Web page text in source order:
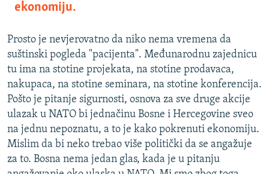
ekonomiju.
Prosto je nevjerovatno da niko nema vremena da
suštinski pogleda "pacijenta". Međunarodnu zajednicu
tu ima na stotine projekata, na stotine prodavaca,
nakupaca, na stotine seminara, na stotine konferencija.
Pošto je pitanje sigurnosti, osnova za sve druge akcije
ulazak u NATO bi jednačinu Bosne i Hercegovine sveo
na jednu nepoznatu, a to je kako pokrenuti ekonomiju.
Mislim da bi neko trebao više politički da se angažuje
za to. Bosna nema jedan glas, kada je u pitanju